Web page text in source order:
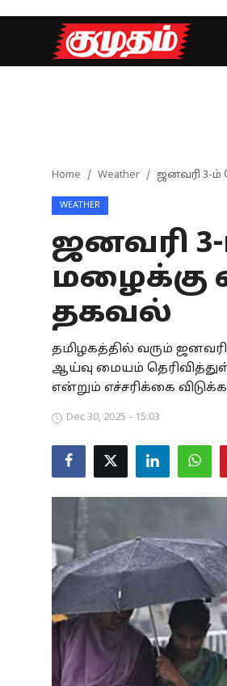
Games
Special Story
Business
Tamilnadu
National
Astrology
Spirituality
Home Weather ஜனவரி 3-ம்
WEATHER
ஜனவரி
மழைக்கு
தகவல்
தமிழகத்தில் வரும்
ஆய்வு மையம்
என்றும் எச்சரிக்கை
Dec 30, 2025 - 15:03